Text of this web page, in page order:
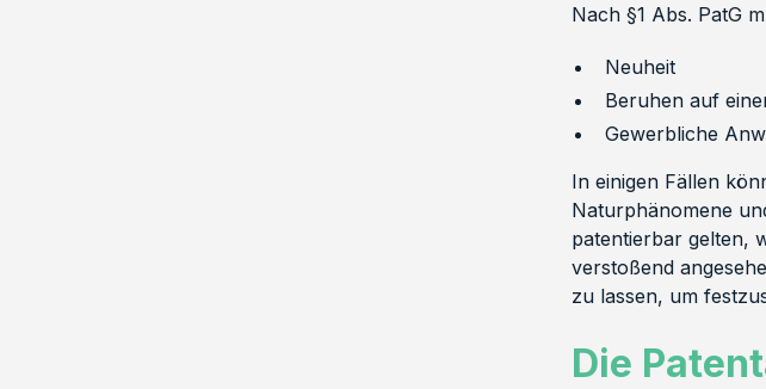
Nach §1 Abs. PatG
Neuheit
Beruhen auf
Gewerbliche
In einigen Fällen
Naturphänomene
patentierbar gelten,
verstoßend
zu lassen, um
Die